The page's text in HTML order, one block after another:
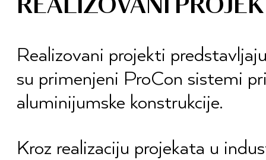
REALIZOVANI
Realizovani projekti
su primenjeni ProCon sistemi
aluminijumske konstrukcije.
Kroz realizaciju projekata u